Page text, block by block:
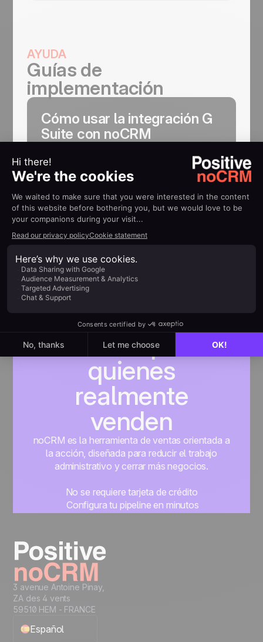
AYUDA
Guías de
implementación
Cómo usar la integración G
Suite con noCRM
sincroniza tu calendario e inicia sesión
directamente desde cualquier aplicación de
Más información
Creada para
quienes
realmente
venden
noCRM es la herramienta de ventas orientada a
la acción, diseñada para reducir el trabajo
administrativo y cerrar más negocios.
No se requiere tarjeta de crédito
Configura tu pipeline en minutos
3 avenue Antoine Pinay,
ZA des 4 vents
59510 HEM - FRANCE
Español